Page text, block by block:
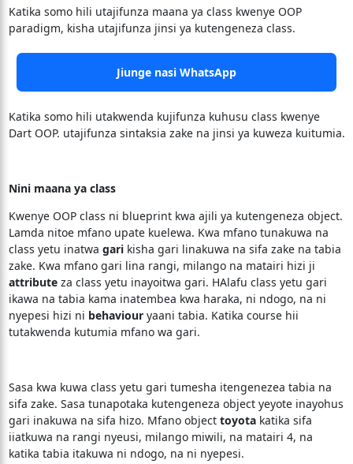
Katika somo hili utajifunza maana ya class kwenye OOP
paradigm, kisha utajifunza jinsi ya kutengeneza class.
Jiunge nasi WhatsApp
Katika somo hili utakwenda kujifunza kuhusu class kwenye
Dart OOP. utajifunza sintaksia zake na jinsi ya kuweza kuitumia.
Nini maana ya class
Kwenye OOP class ni blueprint kwa ajili ya kutengeneza object.
Lamda nitoe mfano upate kuelewa. Kwa mfano tunakuwa na
class yetu inatwa garikisha gari linakuwa na sifa zake na tabia
zake. Kwa mfano gari lina rangi, milango na matairi hizi ji
attributeza class yetu inayoitwa gari. HAlafu class yetu gari
ikawa na tabia kama inatembea kwa haraka, ni ndogo, na ni
nyepesi hizi ni behaviouryaani tabia. Katika course hii
tutakwenda kutumia mfano wa gari.
Sasa kwa kuwa class yetu gari tumesha itengenezea tabia na
sifa zake. Sasa tunapotaka kutengeneza object yeyote inayohus
gari inakuwa na sifa hizo. Mfano object toyotakatika sifa
iiatkuwa na rangi nyeusi, milango miwili, na matairi 4, na
katika tabia itakuwa ni ndogo, na ni nyepesi.